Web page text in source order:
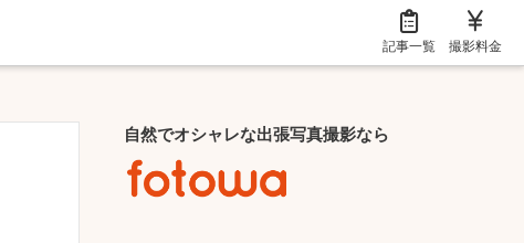
記事一覧 撮影料金
自然でオシャレな出張写真撮影なら